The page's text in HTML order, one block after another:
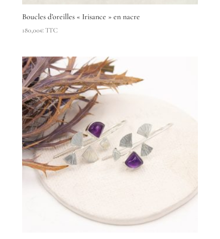
Boucles d’oreilles « Irisance » en nacre
180,00€TTC